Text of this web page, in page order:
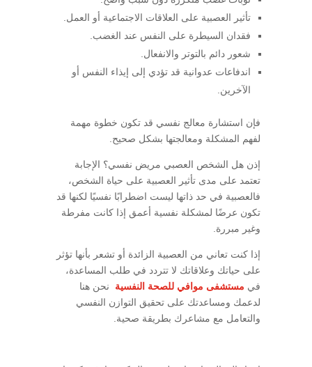
تأثير العصبية على العلاقات الاجتماعية أو العمل.
فقدان السيطرة على النفس عند الغضب.
شعور دائم بالتوتر والانفعال.
اندفاعات عدوانية قد تؤدي إلى إيذاء النفس أو
الآخرين.
فإن استشارة معالج نفسي قد تكون خطوة مهمة
لفهم المشكلة ومعالجتها بشكل صحيح.
إذن هل الشخص العصبي مريض نفسي؟ الإجابة
تعتمد على مدى تأثير العصبية على حياة الشخص،
فالعصبية في حد ذاتها ليست اضطرابًا نفسيًا لكنها قد
تكون عرضًا لمشكلة نفسية أعمق إذا كانت مفرطة
وغير مبررة.
إذا كنت تعاني من العصبية الزائدة أو تشعر بأنها تؤثر
على حياتك وعلاقاتك لا تتردد في طلب المساعدة،
في مستشفى موافي للصحة النفسية
نحن هنا
لدعمك ومساعدتك على تحقيق التوازن النفسي
والتعامل مع مشاعرك بطريقة صحية.